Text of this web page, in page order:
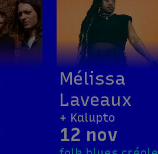
Mélissa
Laveaux
+ Kalupto
12 nov